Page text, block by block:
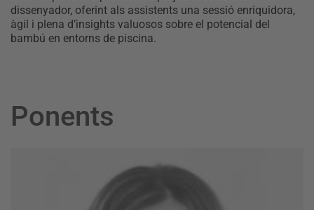
dissenyador, oferint als assistents una sessió enriquidora,
àgil i plena d’insights valuosos sobre el potencial del
bambú en entorns de piscina.
Ponents